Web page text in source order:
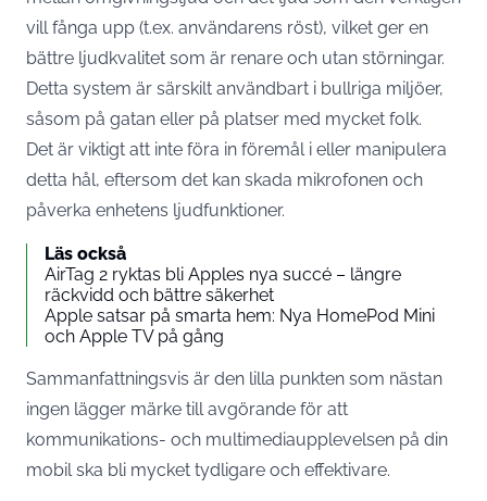
vill fånga upp (t.ex. användarens röst), vilket ger en
bättre ljudkvalitet som är renare och utan störningar.
Detta system är särskilt användbart i bullriga miljöer,
såsom på gatan eller på platser med mycket folk.
Det är viktigt att inte föra in föremål i eller manipulera
detta hål, eftersom det kan skada mikrofonen och
påverka enhetens ljudfunktioner.
Läs också
AirTag 2 ryktas bli Apples nya succé – längre
räckvidd och bättre säkerhet
Apple satsar på smarta hem: Nya HomePod Mini
och Apple TV på gång
Sammanfattningsvis är den lilla punkten som nästan
ingen lägger märke till avgörande för att
kommunikations- och multimediaupplevelsen på din
mobil ska bli mycket tydligare och effektivare.